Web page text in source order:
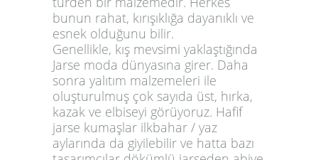
bunun rahat, kırışıklığa dayanıklı ve
esnek olduğunu bilir.
Genellikle, kış mevsimi yaklaştığında
Jarse moda dünyasına girer. Daha
sonra yalıtım malzemeleri ile
oluşturulmuş çok sayıda üst, hırka,
kazak ve elbiseyi görüyoruz. Hafif
jarse kumaşlar ilkbahar / yaz
aylarında da giyilebilir ve hatta bazı